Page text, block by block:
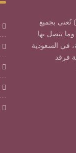
تُعنى بجميع
وما يتصل بها
في السعودية
فرقد